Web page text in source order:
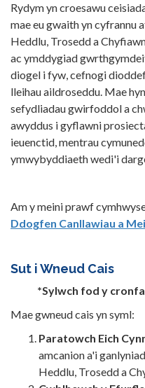
Rydym yn croesawu
mae eu gwaith yn cyfrannu
Heddlu, Trosedd a
ac ymddygiad
diogel i fyw, cefnogi
lleihau aildroseddu. Mae
sefydliadau gwirfoddol a
awyddus i gyflawni
ieuenctid, mentrau
ymwybyddiaeth wedi'i
Am y meini prawf
Ddogfen Canllawiau a
Sut i Wneud Cais
*Sylwch fod y
Mae gwneud cais yn syml:
Paratowch Eich
amcanion a'i
Heddlu, Trosedd a